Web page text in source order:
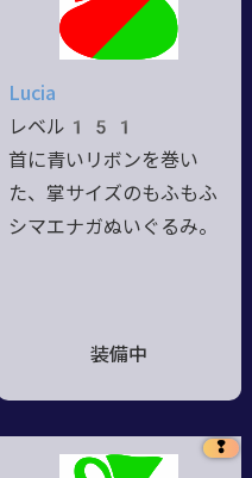
Lucia
レベル151
首に青いリボンを巻い
た、掌サイズのもふもふ
シマエナガぬいぐるみ。
装備中
❢